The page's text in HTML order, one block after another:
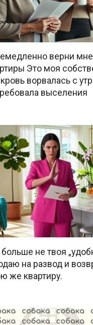
верни
Это моя
ворвалась с
выселения
не твоя
на развод и
же квартиру.